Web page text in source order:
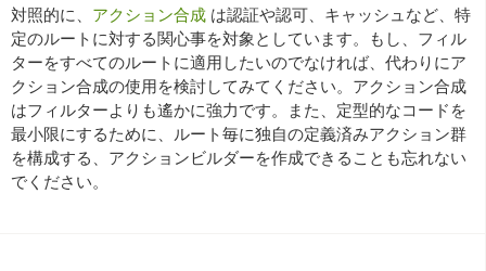
対照的に、 アクション合成 は認証や認可、キャッシュなど、特
定のルートに対する関心事を対象としています。もし、フィル
ターをすべてのルートに適用したいのでなければ、代わりにア
クション合成の使用を検討してみてください。アクション合成
はフィルターよりも遙かに強力です。また、定型的なコードを
最小限にするために、ルート毎に独自の定義済みアクション群
を構成する、アクションビルダーを作成できることも忘れない
でください。